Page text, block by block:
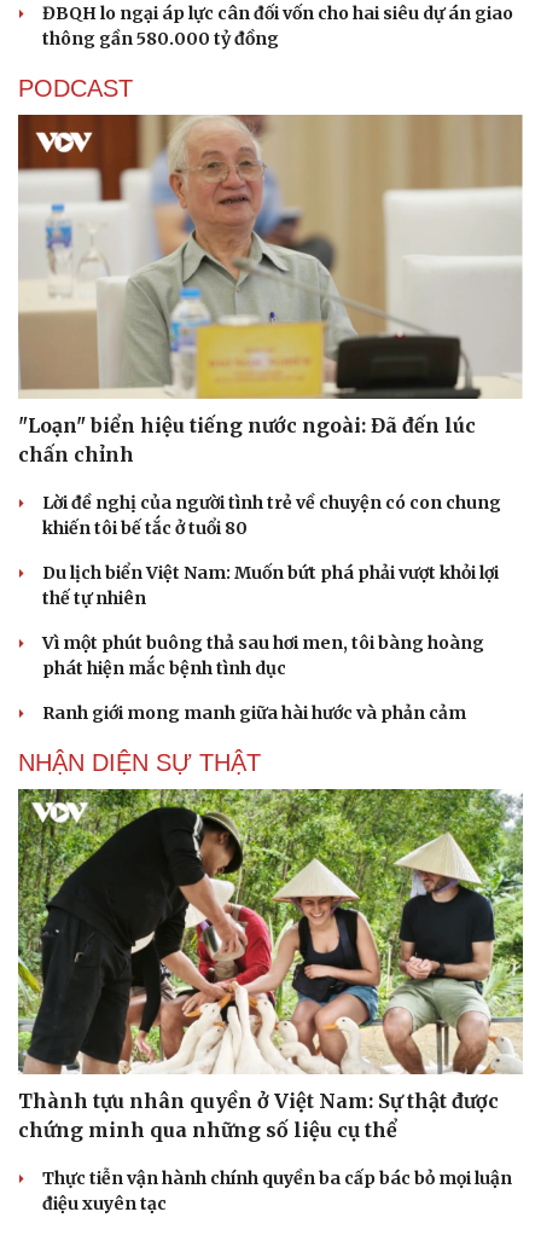
Cải chính
ĐBQH lo ngại áp lực cân đối vốn cho hai siêu dự án giao
thông gần 580.000 tỷ đồng
PODCAST
"Loạn" biển hiệu tiếng nước ngoài: Đã đến lúc
chấn chỉnh
Lời đề nghị của người tình trẻ về chuyện có con chung
khiến tôi bế tắc ở tuổi 80
Du lịch biển Việt Nam: Muốn bứt phá phải vượt khỏi lợi
thế tự nhiên
Vì một phút buông thả sau hơi men, tôi bàng hoàng
phát hiện mắc bệnh tình dục
Ranh giới mong manh giữa hài hước và phản cảm
NHẬN DIỆN SỰ THẬT
Thành tựu nhân quyền ở Việt Nam: Sự thật được
chứng minh qua những số liệu cụ thể
Thực tiễn vận hành chính quyền ba cấp bác bỏ mọi luận
điệu xuyên tạc